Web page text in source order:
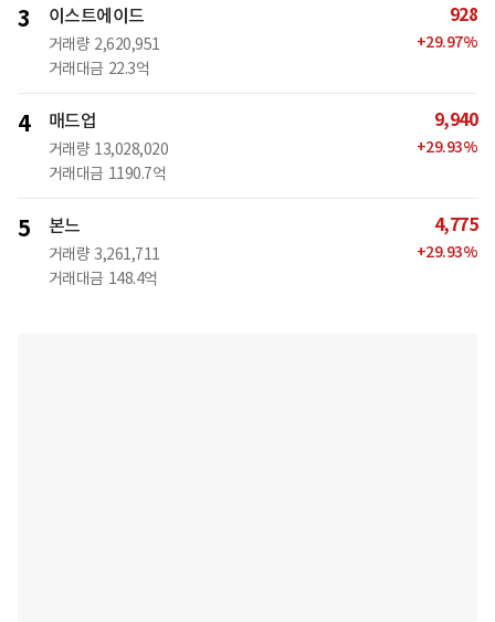
3 이스트에이드
거래량 2,620,951
거래대금 22.3억
928
+29.97%
4 매드업
거래량 13,028,020
거래대금 1190.7억
9,940
+29.93%
5 본느
거래량 3,261,711
거래대금 148.4억
4,775
+29.93%